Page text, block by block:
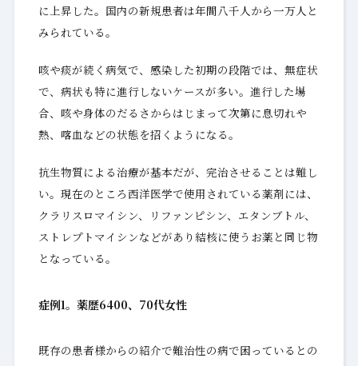
に上昇した。国内の新規患者は年間八千人から一万人と
みられている。
咳や痰が続く病気で、感染した初期の段階では、無症状
で、病状も特に進行しないケースが多い。進行した場
合、咳や身体のだるさからはじまって次第に息切れや
熱、喀血などの状態を招くようになる。
抗生物質による治療が基本だが、完治させることは難し
い。現在のところ西洋医学で使用されている薬剤には、
クラリスロマイシン、リファンピシン、エタンブトル、
ストレプトマイシンなどがあり結核に使うお薬と同じ物
となっている。
症例1。薬歴6400、70代女性
既存の患者様からの紹介で難治性の病で困っているとの